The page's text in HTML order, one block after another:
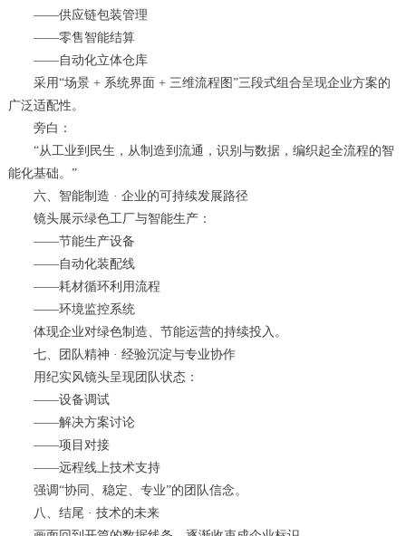
——供应链包装管理
——零售智能结算
——自动化立体仓库
采用“场景 + 系统界面 + 三维流程图”三段式组合呈现企业方案的
广泛适配性。
旁白：
“从工业到民生，从制造到流通，识别与数据，编织起全流程的智
能化基础。”
六、智能制造 · 企业的可持续发展路径
镜头展示绿色工厂与智能生产：
——节能生产设备
——自动化装配线
——耗材循环利用流程
——环境监控系统
体现企业对绿色制造、节能运营的持续投入。
七、团队精神 · 经验沉淀与专业协作
用纪实风镜头呈现团队状态：
——设备调试
——解决方案讨论
——项目对接
——远程线上技术支持
强调“协同、稳定、专业”的团队信念。
八、结尾 · 技术的未来